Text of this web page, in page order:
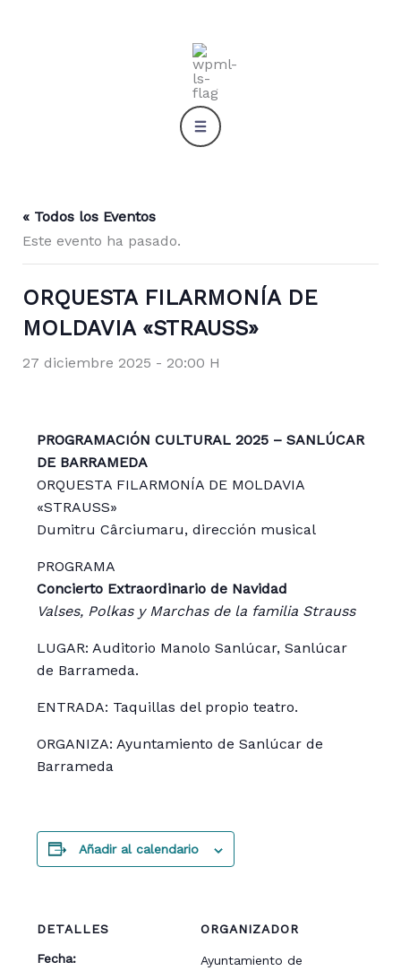
« Todos los Eventos
Este evento ha pasado.
ORQUESTA FILARMONÍA DE
MOLDAVIA «STRAUSS»
27 diciembre 2025 - 20:00 H
PROGRAMACIÓN CULTURAL 2025 – SANLÚCAR
DE BARRAMEDA
ORQUESTA FILARMONÍA DE MOLDAVIA
«STRAUSS»
Dumitru Cârciumaru, dirección musical
PROGRAMA
Concierto Extraordinario de Navidad
Valses, Polkas y Marchas de la familia Strauss
LUGAR: Auditorio Manolo Sanlúcar, Sanlúcar
de Barrameda.
ENTRADA: Taquillas del propio teatro.
ORGANIZA: Ayuntamiento de Sanlúcar de
Barrameda
Añadir al calendario
DETALLES
Fecha:
ORGANIZADOR
Ayuntamiento de